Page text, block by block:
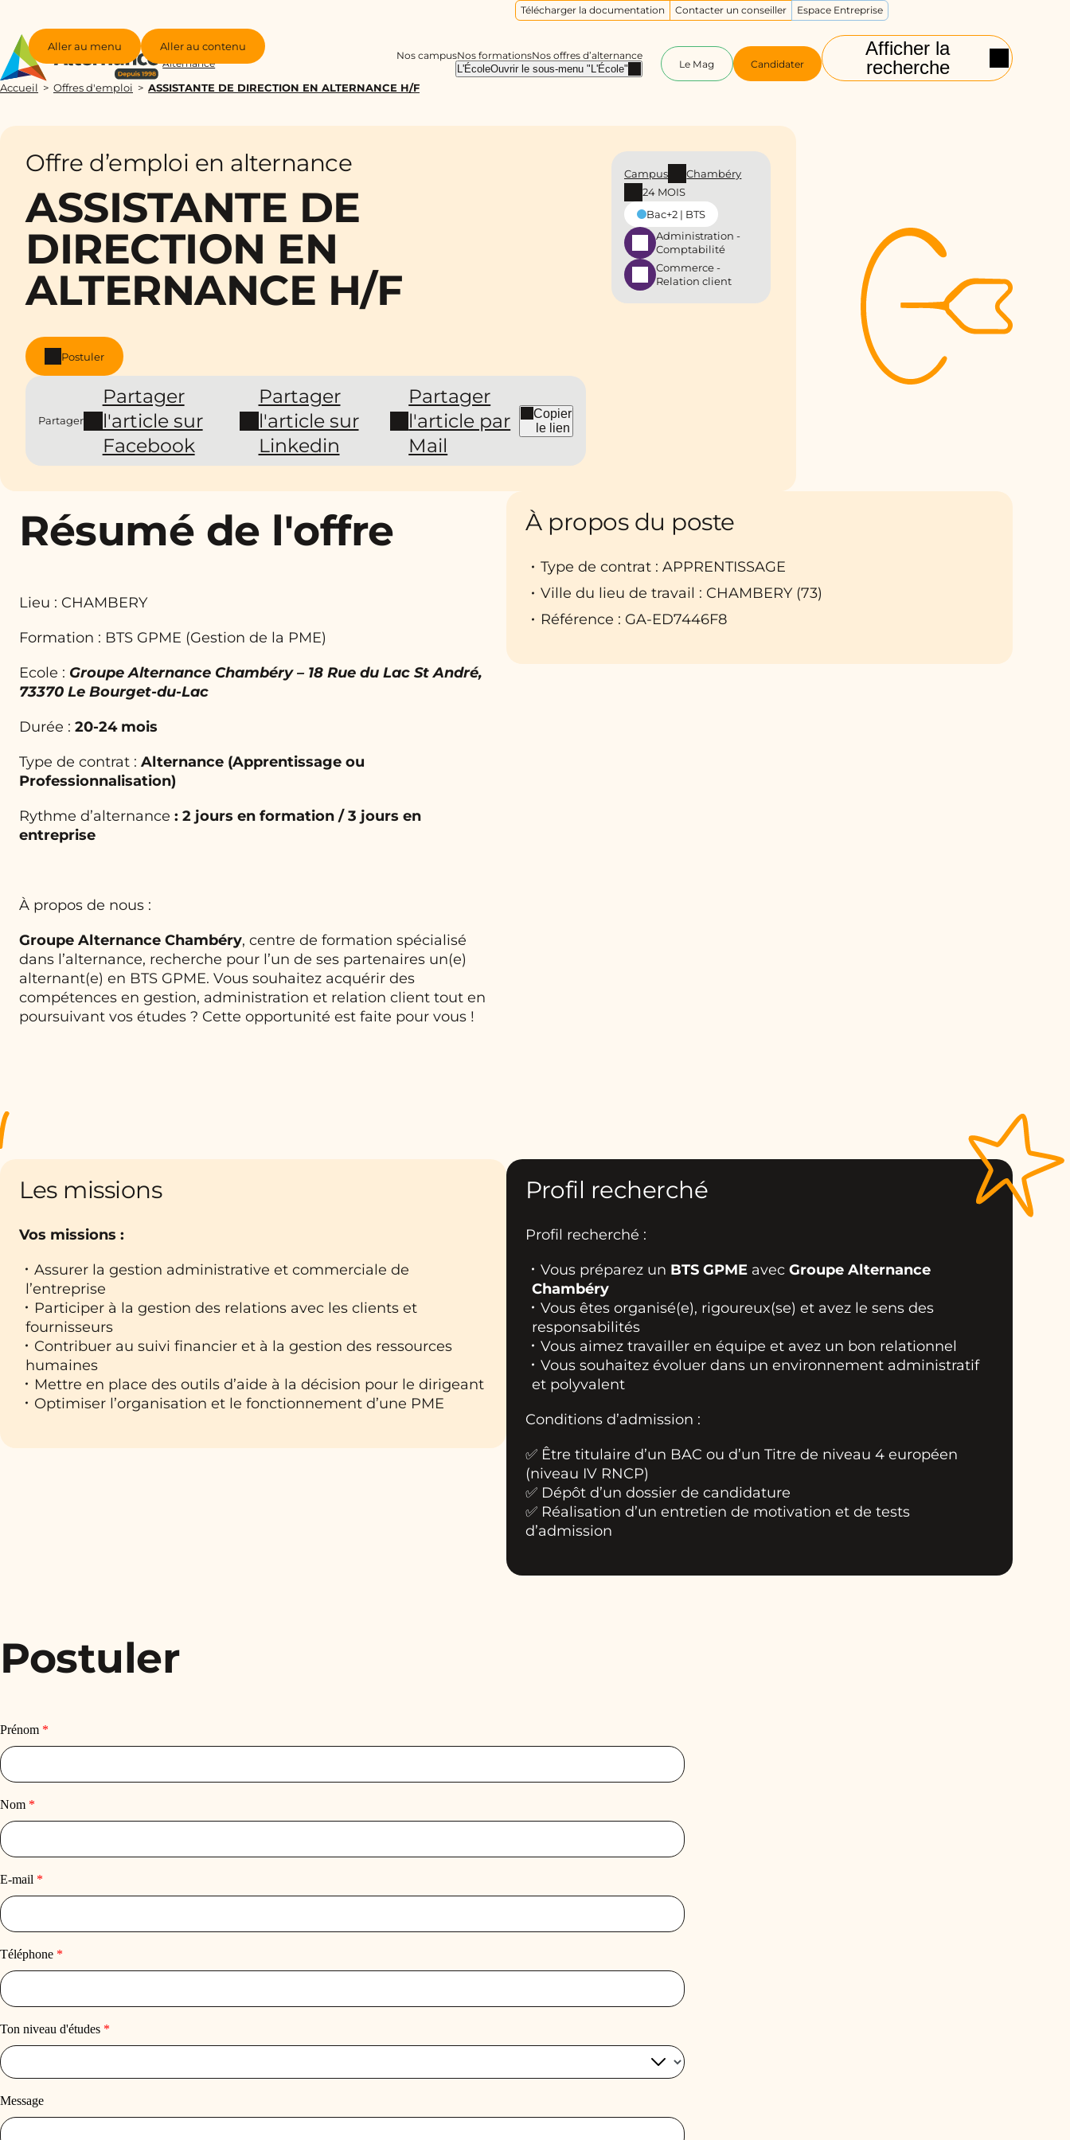
Aller au menu Aller au contenu
Groupe
Alternance
Afficher la
recherche
Nos campusNos formationsNos offres d’alternance
L'ÉcoleOuvrir le sous-menu "L'École" Le Mag Candidater
Télécharger la documentation Contacter un conseiller Espace Entreprise
Accueil Offres d'emploi ASSISTANTE DE DIRECTION EN ALTERNANCE H/F
Offre d’emploi en alternance
ASSISTANTE DE
DIRECTION EN
ALTERNANCE H/F
Postuler
Partager
Partager
l'article sur
Facebook
Partager
l'article sur
Linkedin
Partager
l'article par
Mail
Copier
le lien
Campus
Chambéry
24 MOIS
Bac+2 | BTS
Administration -
Comptabilité
Commerce -
Relation client
Résumé de l'offre
Lieu : CHAMBERY
Formation : BTS GPME (Gestion de la PME)
Ecole : Groupe Alternance Chambéry – 18 Rue du Lac St André,
73370 Le Bourget-du-Lac
Durée : 20-24 mois
Type de contrat : Alternance (Apprentissage ou
Professionnalisation)
Rythme d’alternance : 2 jours en formation / 3 jours en
entreprise
À propos de nous :
Groupe Alternance Chambéry, centre de formation spécialisé
dans l’alternance, recherche pour l’un de ses partenaires un(e)
alternant(e) en BTS GPME. Vous souhaitez acquérir des
compétences en gestion, administration et relation client tout en
poursuivant vos études ? Cette opportunité est faite pour vous !
À propos du poste
Type de contrat : APPRENTISSAGE
Ville du lieu de travail : CHAMBERY (73)
Référence : GA-ED7446F8
Les missions
Vos missions :
Assurer la gestion administrative et commerciale de
l’entreprise
Participer à la gestion des relations avec les clients et
fournisseurs
Contribuer au suivi financier et à la gestion des ressources
humaines
Mettre en place des outils d’aide à la décision pour le dirigeant
Optimiser l’organisation et le fonctionnement d’une PME
Profil recherché
Profil recherché :
Vous préparez un BTS GPME avec Groupe Alternance
Chambéry
Vous êtes organisé(e), rigoureux(se) et avez le sens des
responsabilités
Vous aimez travailler en équipe et avez un bon relationnel
Vous souhaitez évoluer dans un environnement administratif
et polyvalent
Conditions d’admission :
✅ Être titulaire d’un BAC ou d’un Titre de niveau 4 européen
(niveau IV RNCP)
✅ Dépôt d’un dossier de candidature
✅ Réalisation d’un entretien de motivation et de tests
d’admission
Postuler